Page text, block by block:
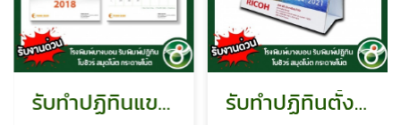
รับทำปฏิทินแขวน ราคาถูก รับทำปฏิทินตั้งโต๊ะ